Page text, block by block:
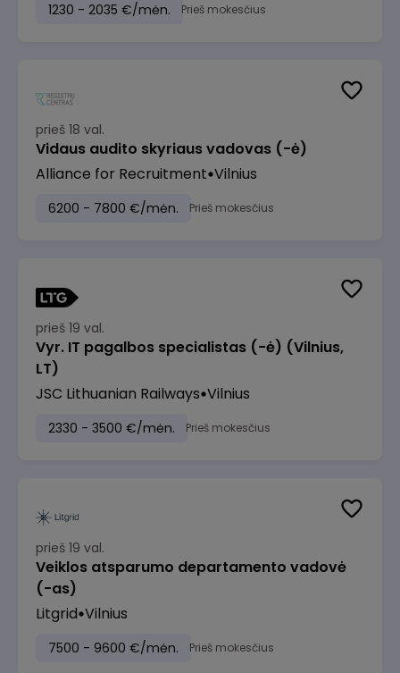
1230 - 2035 €/mėn. Prieš mokesčius
prieš 18 val.
Vidaus audito skyriaus vadovas (-ė)
Alliance for Recruitment Vilnius
6200 - 7800 €/mėn. Prieš mokesčius
prieš 19 val.
Vyr. IT pagalbos specialistas (-ė) (Vilnius,
LT)
JSC Lithuanian Railways Vilnius
2330 - 3500 €/mėn. Prieš mokesčius
prieš 19 val.
Veiklos atsparumo departamento vadovė
(-as)
Litgrid Vilnius
7500 - 9600 €/mėn. Prieš mokesčius